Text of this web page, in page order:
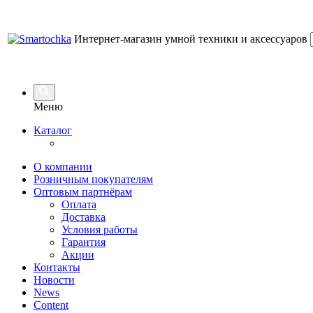
Интернет-магазин умной техники и аксессуаров
Меню
Каталог
О компании
Розничным покупателям
Оптовым партнёрам
Оплата
Доставка
Условия работы
Гарантия
Акции
Контакты
Новости
News
Content